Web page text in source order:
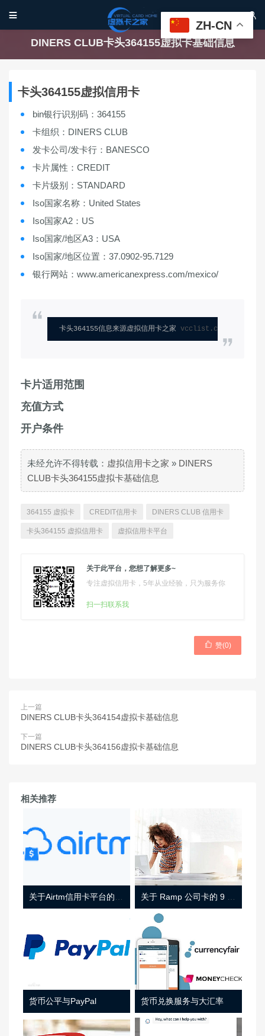
 
DINERS CLUB卡头364155虚拟卡基础信息
卡头364155虚拟信用卡
bin银行识别码：364155
卡组织：DINERS CLUB
发卡公司/发卡行：BANESCO
卡片属性：CREDIT
卡片级别：STANDARD
Iso国家名称：United States
Iso国家A2：US
Iso国家/地区A3：USA
Iso国家/地区位置：37.0902-95.7129
银行网站：www.americanexpress.com/mexico/
卡头364155信息来源虚拟信用卡之家 vcclist.com
卡片适用范围
充值方式
开户条件
未经允许不得转载： 虚拟信用卡之家 » DINERS
CLUB卡头364155虚拟卡基础信息
364155 虚拟卡 CREDIT信用卡 DINERS CLUB 信用卡
卡头364155 虚拟信用卡 虚拟信用卡平台
关于此平台，您想了解更多~
专注虚拟信用卡，5年从业经验，只为服务你
扫一扫联系我
 赞(0)
上一篇
DINERS CLUB卡头364154虚拟卡基础信息
下一篇
DINERS CLUB卡头364156虚拟卡基础信息
相关推荐
货币公平与PayPal 货币兑换服务与大汇率
ZH-CN